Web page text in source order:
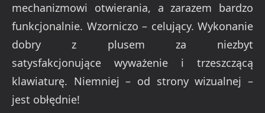
mechanizmowi otwierania, a zarazem bardzo
funkcjonalnie. Wzorniczo – celujący. Wykonanie
dobry z plusem za niezbyt
satysfakcjonujące wyważenie i trzeszczącą
klawiaturę. Niemniej – od strony wizualnej –
jest obłędnie!